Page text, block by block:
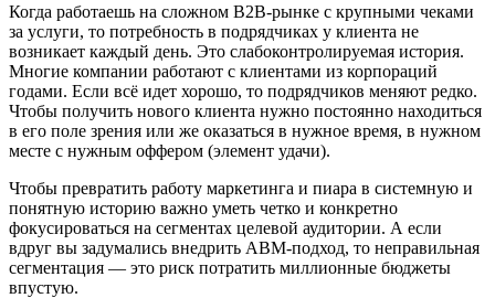
Когда работаешь на сложном B2B-рынке с крупными чеками
за услуги, то потребность в подрядчиках у клиента не
возникает каждый день. Это слабоконтролируемая история.
Многие компании работают с клиентами из корпораций
годами. Если всё идет хорошо, то подрядчиков меняют редко.
Чтобы получить нового клиента нужно постоянно находиться
в его поле зрения или же оказаться в нужное время, в нужном
месте с нужным оффером (элемент удачи).
Чтобы превратить работу маркетинга и пиара в системную и
понятную историю важно уметь четко и конкретно
фокусироваться на сегментах целевой аудитории. А если
вдруг вы задумались внедрить ABM-подход, то неправильная
сегментация — это риск потратить миллионные бюджеты
впустую.